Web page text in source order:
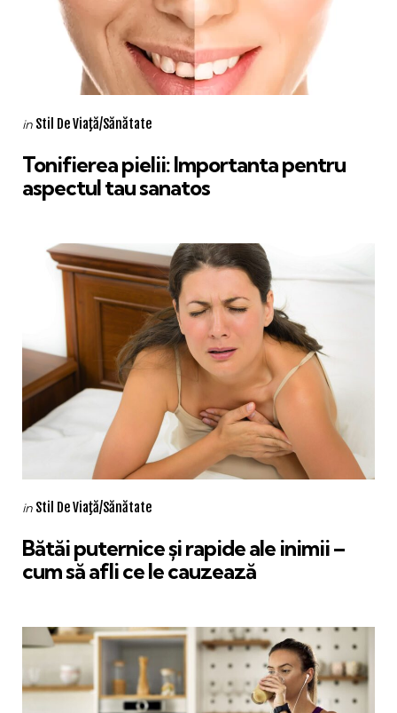
Categories
Posted
in Stil De Viaţă/Sănătate
Tonifierea pielii: Importanta pentru
aspectul tau sanatos
Categories
Posted
in Stil De Viaţă/Sănătate
Bătăi puternice și rapide ale inimii –
cum să afli ce le cauzează